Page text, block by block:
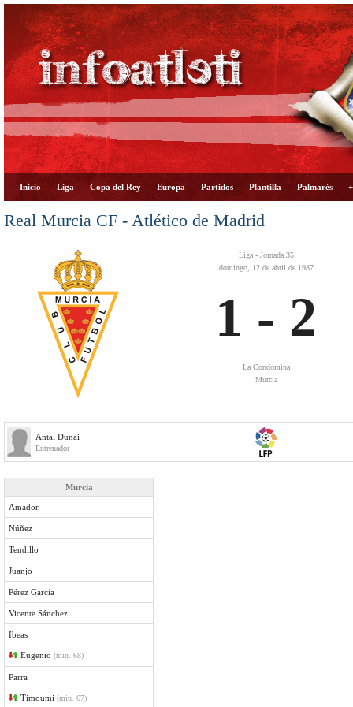
Inicio Liga Copa del Rey Europa Partidos Plantilla Palmarés
Real Murcia CF - Atlético de Madrid
Liga - Jornada 35
domingo, 12 de abril de 1987
1 - 2
La Condomina
Murcia
Antal Dunai
Entrenador
Murcia
Amador
Núñez
Tendillo
Juanjo
Pérez García
Vicente Sánchez
Ibeas
Eugenio (min. 68)
Parra
Timoumi (min. 67)